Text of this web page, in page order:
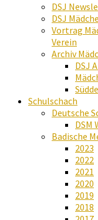
DSJ
DSJ
Vortrag
Verein
Archiv
DSJ
Schulschach
Deutsche
DSM
Badische
2023
2022
2021
2020
2019
2018